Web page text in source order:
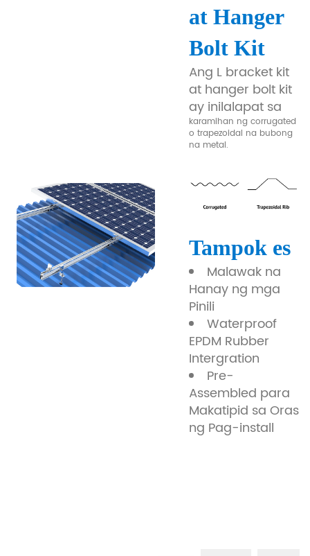
at Hanger
Bolt Kit
Ang L bracket kit
at hanger bolt kit
ay inilalapat sa
karamihan ng corrugated
o trapezoidal na bubong
na metal.
Tampok es
Malawak na
Hanay ng mga
Pinili
Waterproof
EPDM Rubber
Intergration
Pre-
Assembled para
Makatipid sa Oras
ng Pag-install